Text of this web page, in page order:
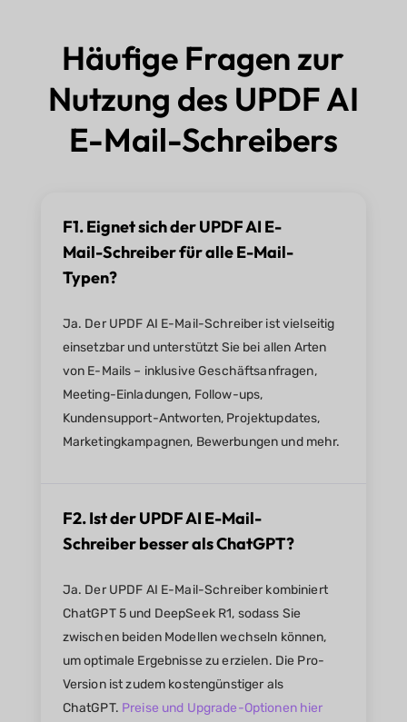
Häufige Fragen zur
Nutzung des UPDF AI
E-Mail-Schreibers
F1. Eignet sich der UPDF AI E-
Mail-Schreiber für alle E-Mail-
Typen?
Ja. Der UPDF AI E-Mail-Schreiber ist vielseitig
einsetzbar und unterstützt Sie bei allen Arten
von E-Mails – inklusive Geschäftsanfragen,
Meeting-Einladungen, Follow-ups,
Kundensupport-Antworten, Projektupdates,
Marketingkampagnen, Bewerbungen und mehr.
F2. Ist der UPDF AI E-Mail-
Schreiber besser als ChatGPT?
Ja. Der UPDF AI E-Mail-Schreiber kombiniert
ChatGPT 5 und DeepSeek R1, sodass Sie
zwischen beiden Modellen wechseln können,
um optimale Ergebnisse zu erzielen. Die Pro-
Version ist zudem kostengünstiger als
ChatGPT. Preise und Upgrade-Optionen hier